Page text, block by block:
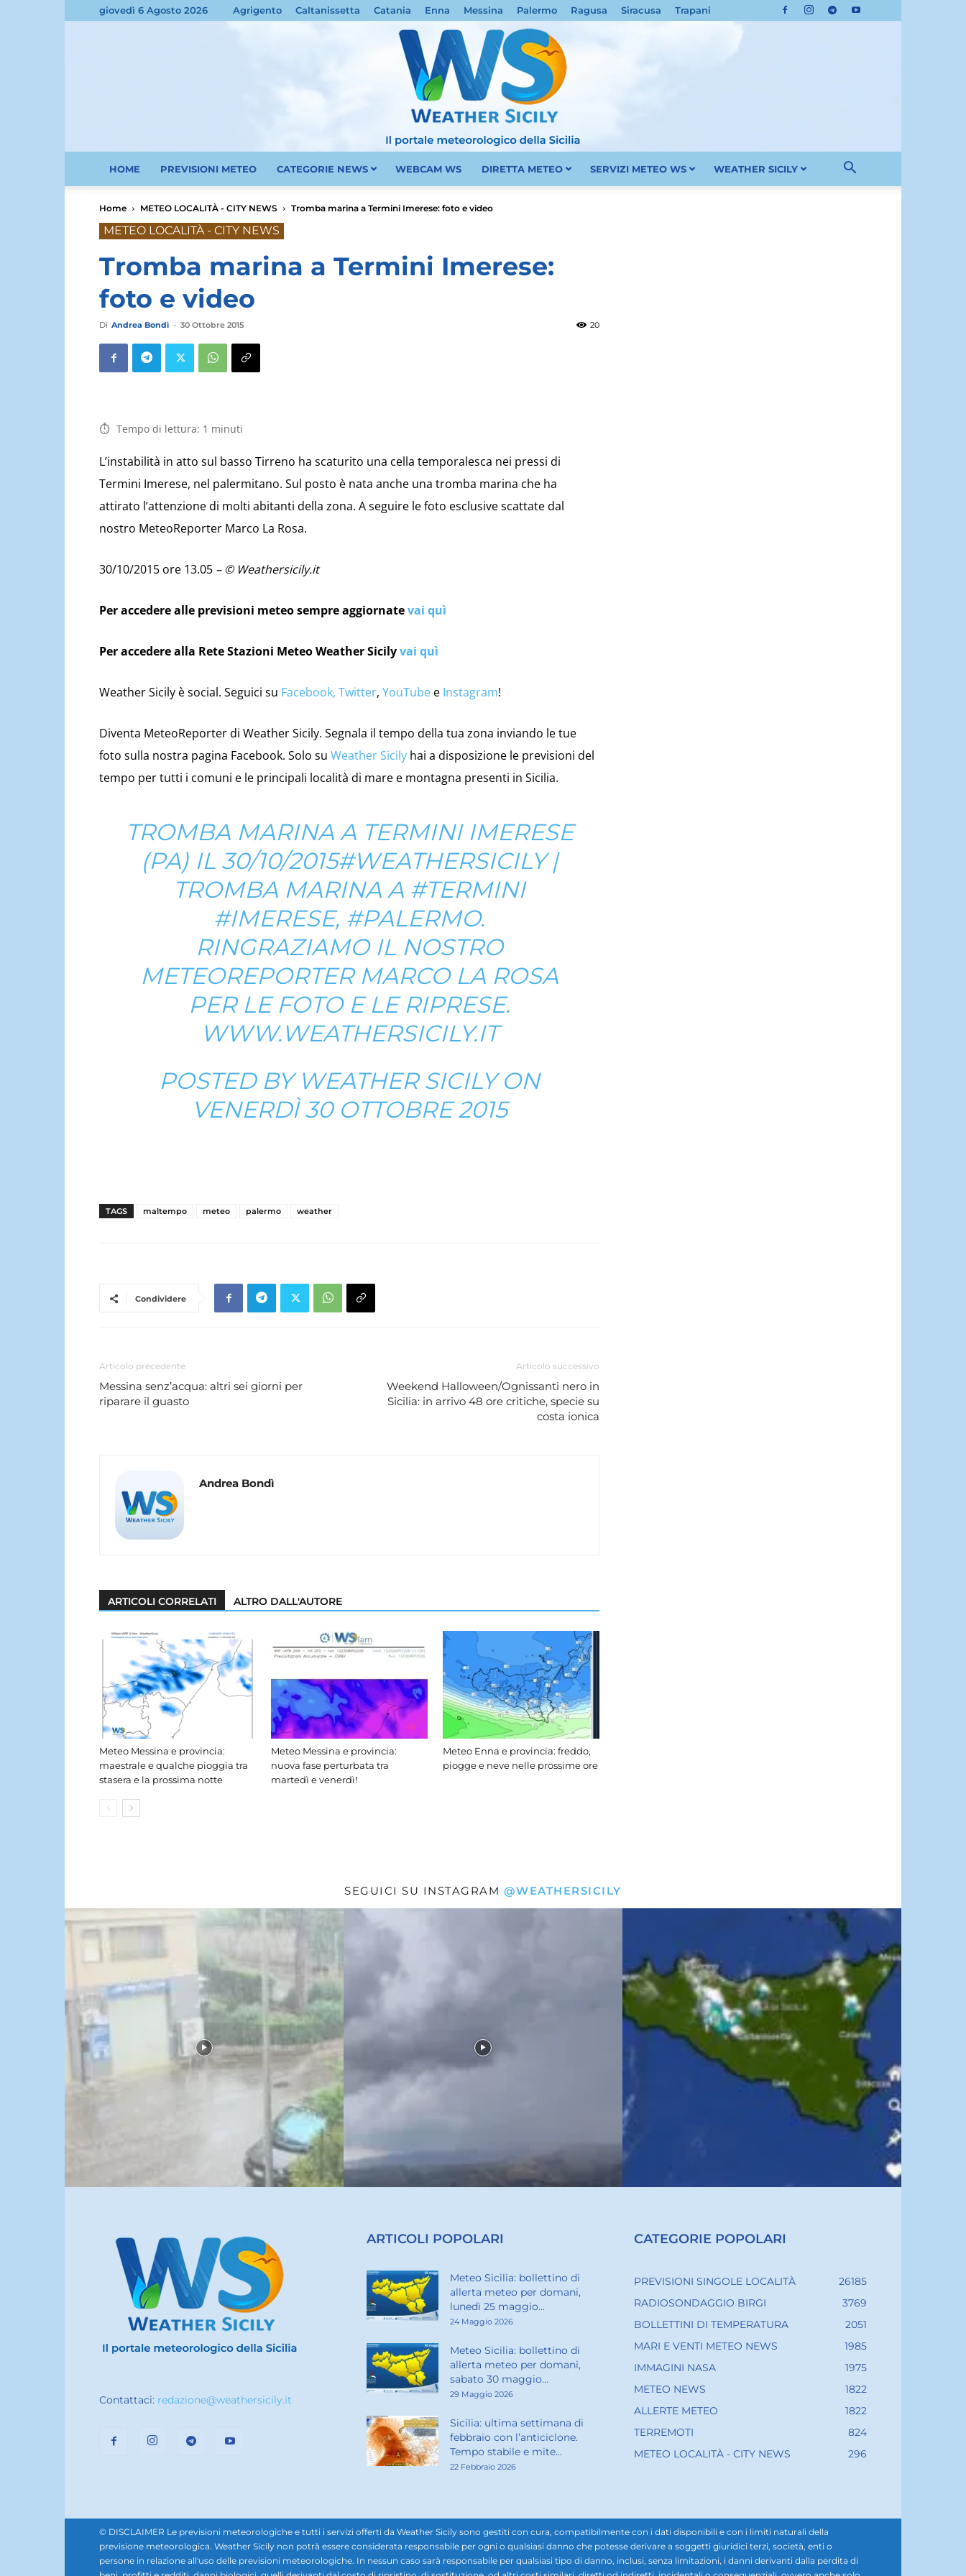
giovedì 6 Agosto 2026 Agrigento Caltanissetta Catania Enna Messina Palermo Ragusa Siracusa Trapani
Weather
HOME PREVISIONI METEO CATEGORIE NEWS WEBCAM WS DIRETTA METEO SERVIZI METEO WS WEATHER SICILY
Home METEO LOCALITÀ - CITY NEWS Tromba marina a Termini Imerese: foto e video
METEO LOCALITÀ - CITY NEWS
Tromba marina a Termini Imerese:
foto e video
Di Andrea Bondì - 30 Ottobre 2015 20
Tempo di lettura: 1 minuti
L’instabilità in atto sul basso Tirreno ha scaturito una cella temporalesca nei pressi di
Termini Imerese, nel palermitano. Sul posto è nata anche una tromba marina che ha
attirato l’attenzione di molti abitanti della zona. A seguire le foto esclusive scattate dal
nostro MeteoReporter Marco La Rosa.
30/10/2015 ore 13.05 – © Weathersicily.it
Per accedere alle previsioni meteo sempre aggiornatevai quì
Per accedere alla Rete Stazioni Meteo Weather Sicilyvai quì
Weather Sicily è social. Seguici su Facebook, Twitter, YouTube e Instagram!
Diventa MeteoReporter di Weather Sicily. Segnala il tempo della tua zona inviando le tue
foto sulla nostra pagina Facebook. Solo su Weather Sicily hai a disposizione le previsioni del
tempo per tutti i comuni e le principali località di mare e montagna presenti in Sicilia.
TROMBA MARINA A TERMINI IMERESE
(PA) IL 30/10/2015#WEATHERSICILY |
TROMBA MARINA A #TERMINI
#IMERESE, #PALERMO.
RINGRAZIAMO IL NOSTRO
METEOREPORTER MARCO LA ROSA
PER LE FOTO E LE RIPRESE.
WWW.WEATHERSICILY.IT
POSTED BY WEATHER SICILYON
VENERDÌ 30 OTTOBRE 2015
TAGS maltempo meteo palermo weather
Condividere
Articolo precedente
Messina senz’acqua: altri sei giorni per
riparare il guasto
Articolo successivo
Weekend Halloween/Ognissanti nero in
Sicilia: in arrivo 48 ore critiche, specie su
costa ionica
Andrea Bondì
ARTICOLI CORRELATI ALTRO DALL'AUTORE
Meteo Messina e provincia:
maestrale e qualche pioggia tra
stasera e la prossima notte
Meteo Messina e provincia:
nuova fase perturbata tra
martedì e venerdì!
Meteo Enna e provincia: freddo,
piogge e neve nelle prossime ore
SEGUICI SU INSTAGRAM @WEATHERSICILY
Contattaci: redazione@weathersicily.it
ARTICOLI POPOLARI
Meteo Sicilia: bollettino di
allerta meteo per domani,
lunedì 25 maggio...
24 Maggio 2026
Meteo Sicilia: bollettino di
allerta meteo per domani,
sabato 30 maggio...
29 Maggio 2026
Sicilia: ultima settimana di
febbraio con l’anticiclone.
Tempo stabile e mite...
22 Febbraio 2026
CATEGORIE POPOLARI
PREVISIONI SINGOLE LOCALITÀ
26185
RADIOSONDAGGIO BIRGI
3769
BOLLETTINI DI TEMPERATURA
2051
MARI E VENTI METEO NEWS
1985
IMMAGINI NASA
1975
METEO NEWS
1822
ALLERTE METEO
1822
TERREMOTI
824
METEO LOCALITÀ - CITY NEWS
296
© DISCLAIMER Le previsioni meteorologiche e tutti i servizi offerti da Weather Sicily sono gestiti con cura, compatibilmente con i dati disponibili e con i limiti naturali della
previsione meteorologica. Weather Sicily non potrà essere considerata responsabile per ogni o qualsiasi danno che potesse derivare a soggetti giuridici terzi, società, enti o
persone in relazione all'uso delle previsioni meteorologiche. In nessun caso sarà responsabile per qualsiasi tipo di danno, inclusi, senza limitazioni, i danni derivanti dalla perdita di